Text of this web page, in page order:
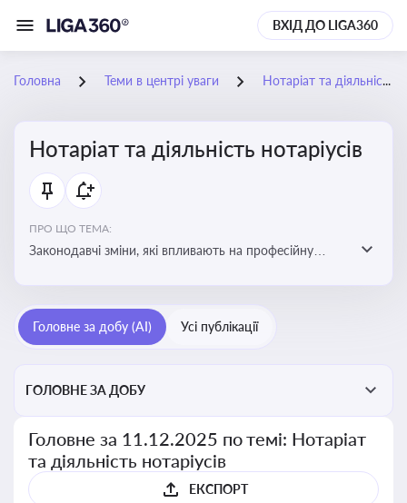
ВХІД ДО LIGA360
Головна Теми в центрі уваги Нотаріат та діяльність нотаріусів
Нотаріат та діяльність нотаріусів
ПРО ЩО ТЕМА:
Законодавчі зміни, які впливають на професійну
Головне за добу (AI) Усі публікації
ГОЛОВНЕ ЗА ДОБУ
Головне за 11.12.2025 по темі: Нотаріат
та діяльність нотаріусів
ЕКСПОРТ